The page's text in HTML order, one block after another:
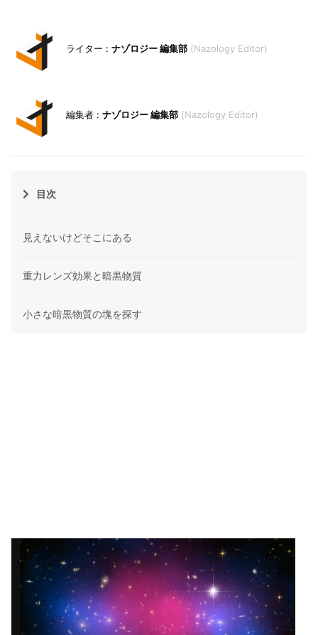
ナゾロジー 編集部 Nazology Editor
ナゾロジー 編集部 Nazology Editor
目次
見えないけどそこにある
重力レンズ効果と暗黒物質
小さな暗黒物質の塊を探す